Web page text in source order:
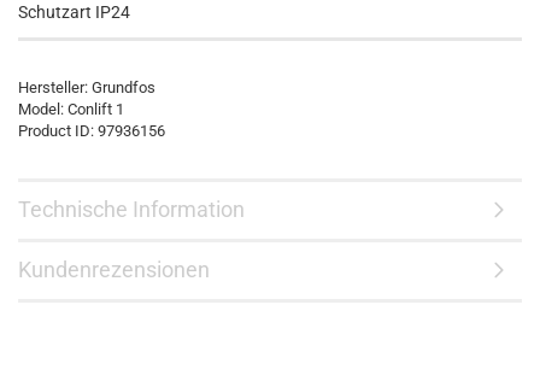
Schutzart IP24
Hersteller: Grundfos
Model: Conlift 1
Product ID: 97936156
Technische Information
Kundenrezensionen